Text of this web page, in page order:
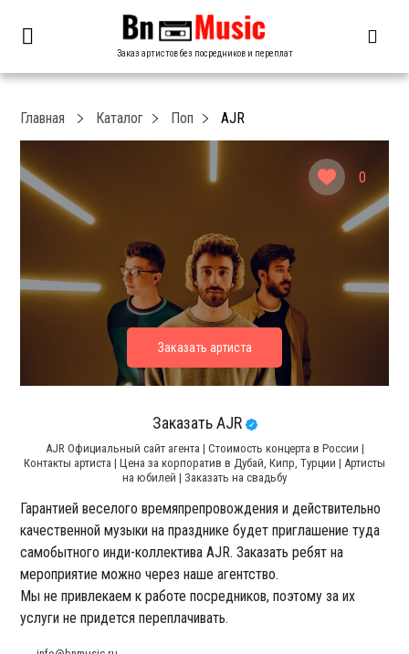
Заказ артистов без посредников и переплат
0
Главная Каталог Поп AJR
Заказать AJR
AJR Официальный сайт агента | Стоимость концерта в России |
Контакты артиста | Цена за корпоратив в Дубай, Кипр, Турции | Артисты
на юбилей | Заказать на свадьбу
Гарантией веселого времяпрепровождения и действительно
качественной музыки на празднике будет приглашение туда
самобытного инди-коллектива AJR. Заказать ребят на
мероприятие можно через наше агентство.
Мы не привлекаем к работе посредников, поэтому за их
услуги не придется переплачивать.